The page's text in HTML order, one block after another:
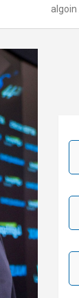
algoin